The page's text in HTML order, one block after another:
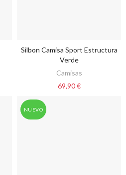
VER OPCIONES
Silbon Camisa Sport Estructura
Verde
Camisas
69,90 €
NUEVO